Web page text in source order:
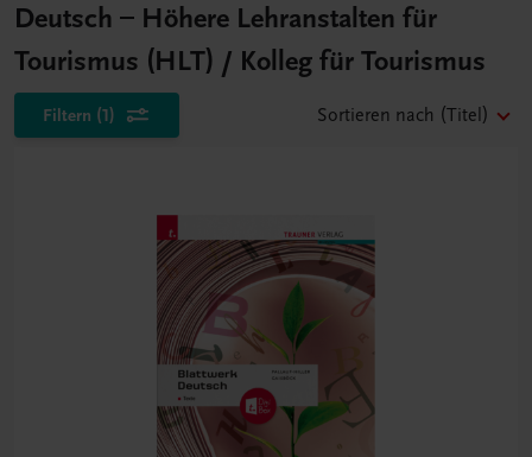
Deutsch – Höhere Lehranstalten für
Tourismus (HLT) / Kolleg für Tourismus
Filtern (1) Sortieren nach (Titel)